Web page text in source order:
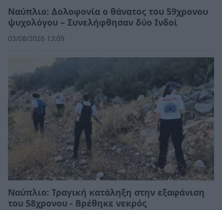
Ναύπλιο: Δολοφονία ο θάνατος του 59χρονου
ψυχολόγου – Συνελήφθησαν δύο Ινδοί
03/08/2026 13:09
Ναύπλιο: Τραγική κατάληξη στην εξαφάνιση
του 58χρονου - Βρέθηκε νεκρός